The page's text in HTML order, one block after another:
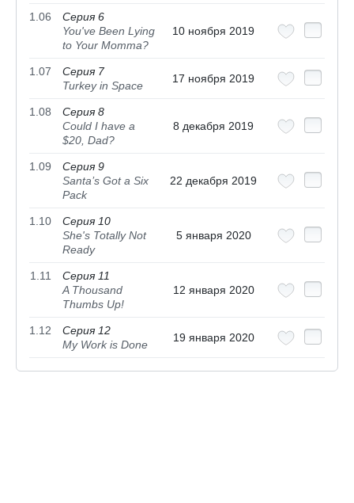
1.06
Серия 6
You've Been Lying
to Your Momma?
10 ноября 2019
1.07
Серия 7
Turkey in Space
17 ноября 2019
1.08
Серия 8
Could I have a
$20, Dad?
8 декабря 2019
1.09
Серия 9
Santa’s Got a Six
Pack
22 декабря 2019
1.10
Серия 10
She's Totally Not
Ready
5 января 2020
1.11
Серия 11
A Thousand
Thumbs Up!
12 января 2020
1.12
Серия 12
My Work is Done
19 января 2020